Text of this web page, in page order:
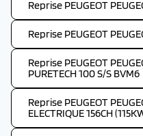
Reprise PEUGEOT
Reprise PEUGEOT
Reprise PEUGEOT
PURETECH 100 S/S BVM6
Reprise PEUGEOT
ELECTRIQUE 156CH